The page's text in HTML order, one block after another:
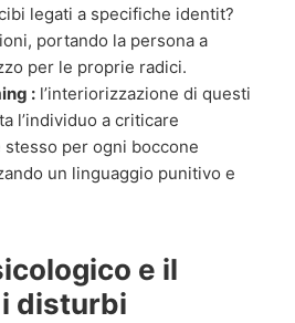
legati a specifiche identit?
portando la persona a
per le proprie radici.
: l’interiorizzazione di questi
l’individuo a criticare
per ogni boccone
un linguaggio punitivo e
e il
disturbi